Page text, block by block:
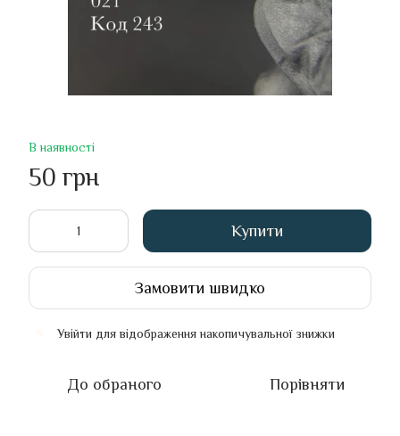
В наявності
50 грн
Купити
Замовити швидко
Увійти для відображення накопичувальної знижки
До обраного Порівняти